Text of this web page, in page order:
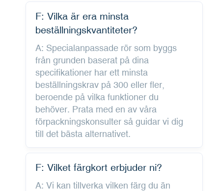
F: Vilka är era minsta
beställningskvantiteter?
A: Specialanpassade rör som byggs
från grunden baserat på dina
specifikationer har ett minsta
beställningskrav på 300 eller fler,
beroende på vilka funktioner du
behöver. Prata med en av våra
förpackningskonsulter så guidar vi dig
till det bästa alternativet.
F: Vilket färgkort erbjuder ni?
A: Vi kan tillverka vilken färg du än